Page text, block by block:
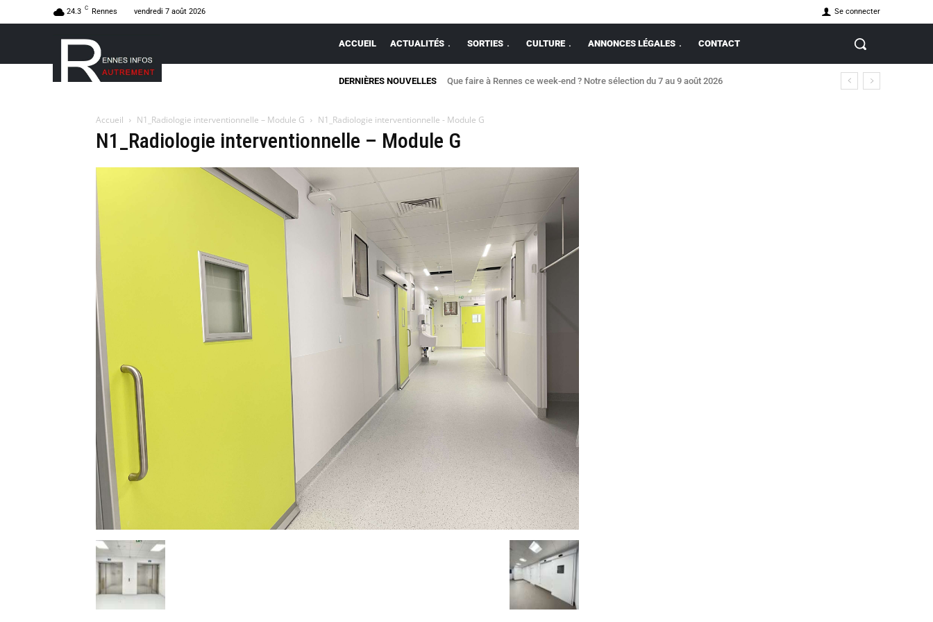
24.3 C Rennes vendredi 7 août 2026 Se connecter
ACCUEIL ACTUALITÉS SORTIES CULTURE ANNONCES LÉGALES CONTACT
DERNIÈRES NOUVELLES Que faire à Rennes ce week-end ? Notre sélection du 7 au 9 août 2026
Accueil N1_Radiologie interventionnelle – Module G N1_Radiologie interventionnelle - Module G
N1_Radiologie interventionnelle – Module G